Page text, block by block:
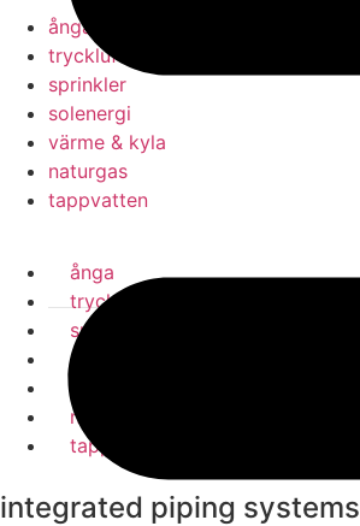
ånga
tryckluft
sprinkler
solenergi
värme & kyla
naturgas
tappvatten
ånga
tryckluft
sprinkler
solenergi
naturgas
tappvatten
integrated piping systems